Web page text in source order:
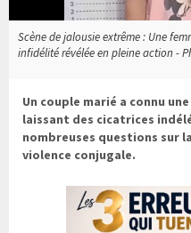
Scène de jalousie extrême : Une
infidélité révélée en pleine action -
Un couple marié a connu
laissant des cicatrices
nombreuses questions sur
violence conjugale.